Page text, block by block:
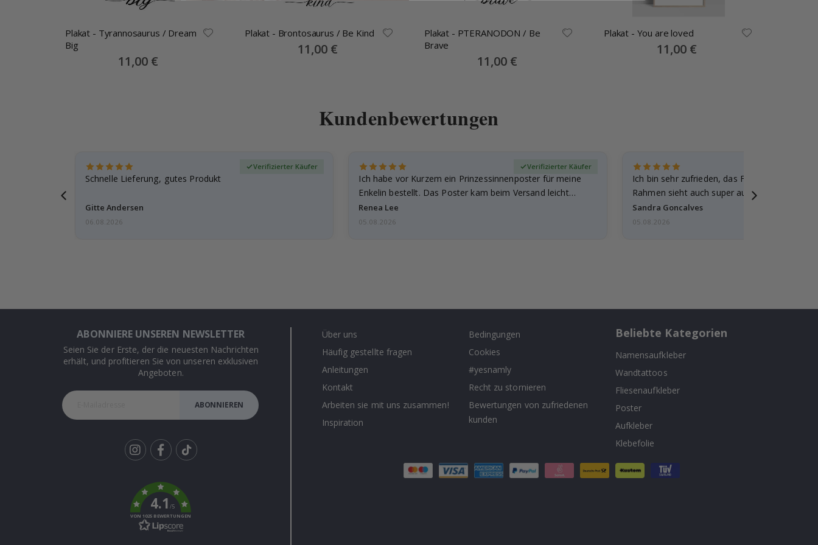
Plakat - Tyrannosaurus / Dream
Big
Special
Price
11,00 €
Plakat - Brontosaurus / Be Kind
Special
Price
11,00 €
Plakat - PTERANODON / Be
Brave
Special
Price
11,00 €
Plakat - You are loved
Special
Price
11,00 €
Kundenbewertungen
Schnelle Lieferung, gutes Produkt
Gitte Andersen
Verifizierter Käufer
06.08.2026
Ich habe vor Kurzem ein Prinzessinnenposter für meine
Enkelin bestellt. Das Poster kam beim Versand leicht
beschädigt…
Renea Lee
Verifizierter Käufer
05.08.2026
Ich bin sehr zufrieden, das Foto ist toll
Rahmen sieht auch super aus. Die Lieferung
außerdem…
Sandra Goncalves
05.08.2026
ABONNIERE UNSEREN NEWSLETTER
Seien Sie der Erste, der die neuesten Nachrichten
erhält, und profitieren Sie von unseren exklusiven
Angeboten.
ABONNIEREN
k
4.1/5
VON 1025 BEWERTUNGEN
Über uns
Häufig gestellte fragen
Anleitungen
Kontakt
Arbeiten sie mit uns zusammen!
Inspiration
Bedingungen
Cookies
#yesnamly
Recht zu stornieren
Bewertungen von zufriedenen
kunden
Beliebte Kategorien
Namensaufkleber
Wandtattoos
Fliesenaufkleber
Poster
Aufkleber
Klebefolie